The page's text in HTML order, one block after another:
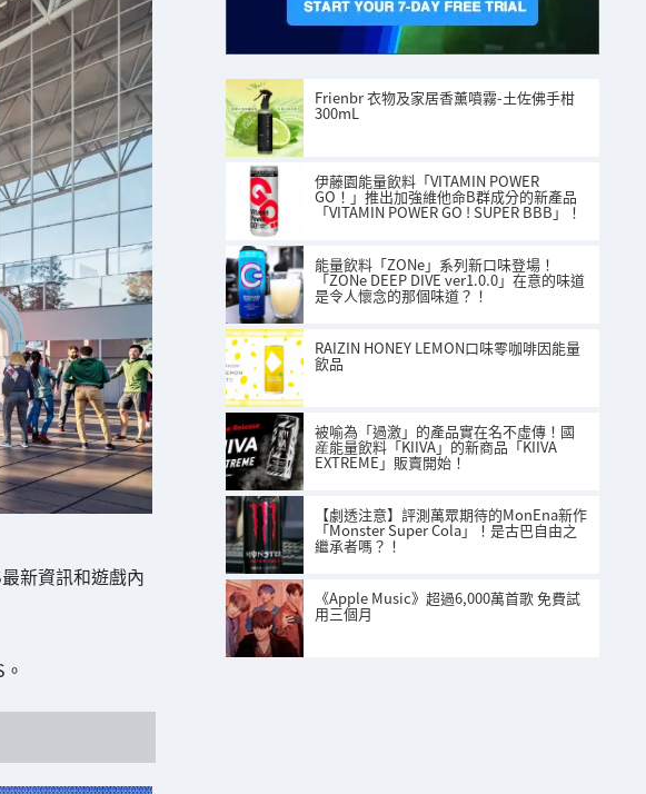
新資訊和遊戲內
Frienbr 衣物及家居香薰噴霧-土佐佛手柑
300mL
伊藤園能量飲料「VITAMIN POWER
GO！」推出加強維他命B群成分的新產品
「VITAMIN POWER GO ! SUPER BBB」！
能量飲料「ZONe」系列新口味登場！
「ZONe DEEP DIVE ver1.0.0」在意的味道
是令人懷念的那個味道？！
RAIZIN HONEY LEMON口味零咖啡因能量
飲品
被喻為「過激」的產品實在名不虛傳！國
産能量飲料「KIIVA」的新商品「KIIVA
EXTREME」販賣開始！
【劇透注意】評測萬眾期待的MonEna新作
「Monster Super Cola」！是古巴自由之
繼承者嗎？！
《Apple Music》超過6,000萬首歌 免費試
用三個月